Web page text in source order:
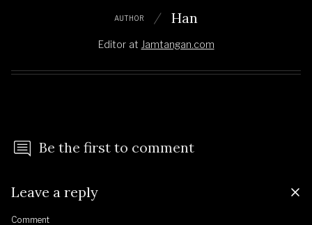
AUTHOR Han
Editor at Jamtangan.com
Be the first to comment
Leave a reply
Comment